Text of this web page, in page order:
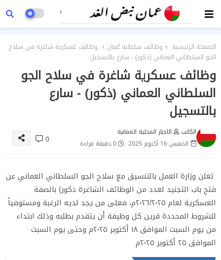
الصفحة الرئيسية وظائف سلطنة عُمان
وظائف عسكرية شاغرة في سلاح
الجو السلطاني العماني (ذكور) - سارع بالتسجيل
وظائف عسكرية شاغرة في سلاح الجو
السلطاني العماني (ذكور) - سارع
بالتسجيل
الكاتب
الاخبار المحلية العمانية
الخميس 16 أكتوبر 2025
0 دقيقة قراءة 0
تعلن وزارة العمل بالتنسيق مع سلاح الجو السلطاني العماني عن
فتح باب التجنيد لعدد من الوظائف الشاغرة ذكور) بالصفة
العسكرية لعام ٢٠٢٦/٢٠٢٥م، فعلى من يجد لديه الرغبة ومستوفياً
للشروط المحددة قرين كل وظيفة أن يتقدم بطلبه وذلك ابتداء
من يوم السبت الموافق ١٨ أكتوبر ٢٠٢٥م وحتى يوم السبت
الموافق ٢٥ أكتوبر ٢٠٢٥م